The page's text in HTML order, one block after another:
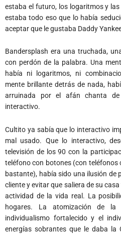
estaba el futuro, los logaritmos y
estaba todo eso que lo había
aceptar que le gustaba Daddy
Bandersplash era una truchada,
con perdón de la palabra. Una
había ni logaritmos, ni
mente brillante detrás de nada,
arruinada por el afán chanta de
interactivo.
Cultito ya sabía que lo interactivo
mal usado. Que lo interactivo,
televisión de los 90 con la
teléfono con botones (con teléfonos
bastante), había sido una ilusión de
cliente y evitar que saliera de su
actividad de la vida real. La
hogares. La atomización de la
individualismo fortalecido y el
energías sobrantes que le daba la